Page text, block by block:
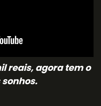
reais, agora tem o